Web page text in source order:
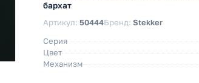
бархат
Артикул: 50444Бренд: Stekker
Серия
Цвет
Механизм